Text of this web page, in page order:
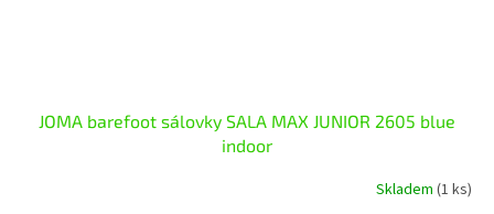
JOMA barefoot sálovky SALA MAX JUNIOR 2605 blue
indoor
Skladem (1 ks)